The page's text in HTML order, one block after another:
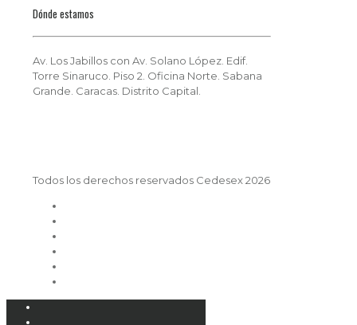
Dónde estamos
Av. Los Jabillos con Av. Solano López. Edif.
Torre Sinaruco. Piso 2. Oficina Norte. Sabana
Grande. Caracas. Distrito Capital.
Todos los derechos reservados Cedesex 2026